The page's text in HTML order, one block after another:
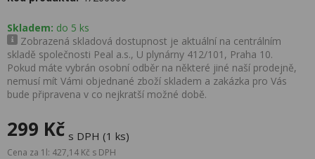
Skladem: do 5 ks
Zobrazená skladová dostupnost je aktuální na centrálním
skladě společnosti Peal a.s., U plynárny 412/101, Praha 10.
Pokud máte vybrán osobní odběr na některé jiné naší prodejně,
nemusí mít Vámi objednané zboží skladem a zakázka pro Vás
bude připravena v co nejkratší možné době.
299 Kč s DPH (1 ks)
Cena za 1l: 427,14 Kč s DPH